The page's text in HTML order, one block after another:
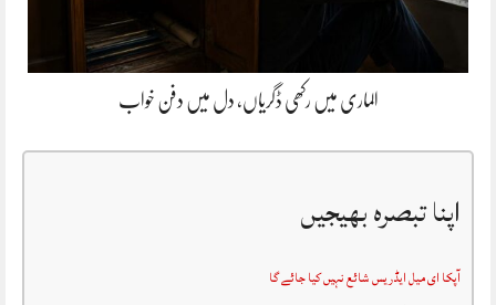
الماری میں رکھی ڈگریاں، دل میں دفن خواب
اپنا تبصرہ بھیجیں
آپکا ای میل ایڈریس شائع نہیں کیا جائے گا